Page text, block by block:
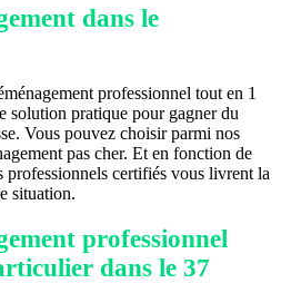
dans le
professionnel tout en 1
solution pratique pour gagner du
Vous pouvez choisir parmi nos
pas cher. Et en fonction de
professionnels certifiés vous livrent la
situation.
professionnel
dans le 37